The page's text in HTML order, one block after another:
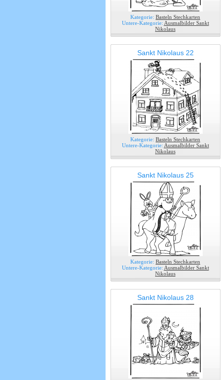
Kategorie: Basteln Stechkarten
Untere-Kategorie: Ausmalbilder Sankt
Nikolaus
Sankt Nikolaus 22
Kategorie: Basteln Stechkarten
Untere-Kategorie: Ausmalbilder Sankt
Nikolaus
Sankt Nikolaus 25
Kategorie: Basteln Stechkarten
Untere-Kategorie: Ausmalbilder Sankt
Nikolaus
Sankt Nikolaus 28